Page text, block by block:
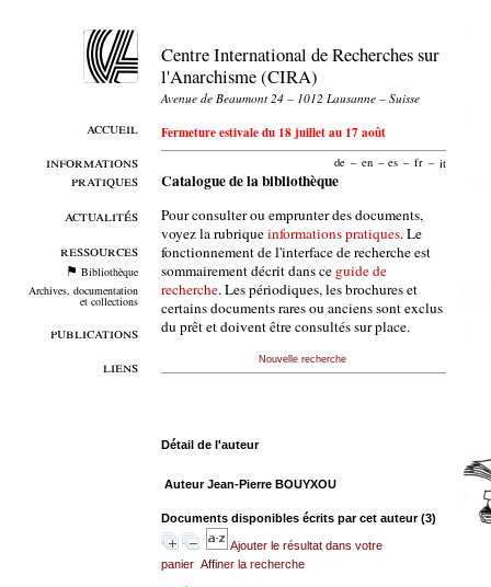
accueil
informations
pratiques
actualités
ressources
Bibliothèque
Archives, documentation
et collections
publications
liens
Centre International de Recherches sur
l'Anarchisme (CIRA)
Avenue de Beaumont 24 – 1012 Lausanne – Suisse
Fermeture estivale du 18 juillet au 17 août
de – en – es – fr – it
Catalogue de la bibliothèque
Pour consulter ou emprunter des documents,
voyez la rubriqueinformations pratiques. Le
fonctionnement de l'interface de recherche est
sommairement décrit dans ce guide de
recherche. Les périodiques, les brochures et
certains documents rares ou anciens sont exclus
du prêt et doivent être consultés sur place.
Nouvelle recherche
Détail de l'auteur
Auteur Jean-Pierre BOUYXOU
Documents disponibles écrits par cet auteur (3)
Ajouter le résultat dans votre
panier Affiner la recherche